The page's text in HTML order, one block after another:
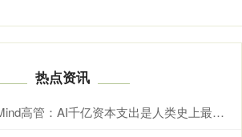
热点资讯
大唐资本 谷歌DeepMind高管：AI千亿资本支出是人类史上最大科学赌注，核心押注\